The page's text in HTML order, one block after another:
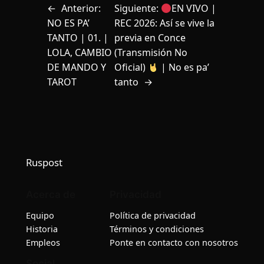
← Anterior:
NO ES PA’
TANTO | 01. |
LOLA, CAMBIO
DE MANDO Y
TAROT
Siguiente:
EN VIVO |
REC 2026: Así se vive la
previa en Conce
(Transmisión No
Oficial)
| No es pa’
tanto →
Ruspost
Equipo
Historia
Empleos
Política de privacidad
Términos y condiciones
Ponte en contacto con nosotros